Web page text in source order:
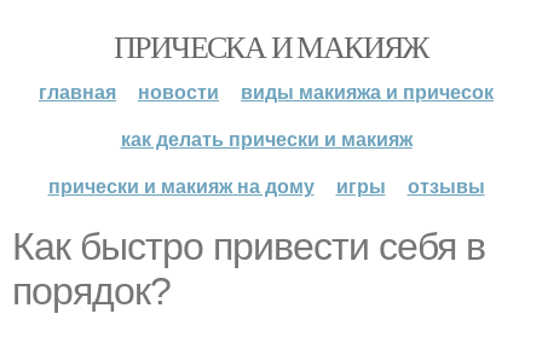
ПРИЧЕСКА И МАКИЯЖ
главная новости
виды макияжа и причесок
как делать прически и макияж
прически и макияж на дому
игры отзывы
Как быстро привести себя в
порядок?